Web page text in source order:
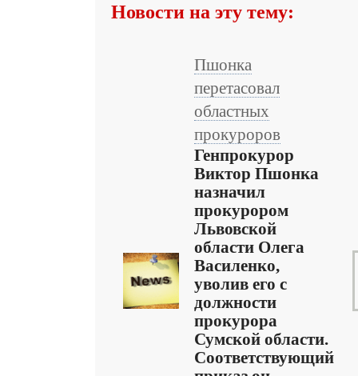
Новости на эту тему:
Пшонка
перетасовал
областных
прокуроров
Генпрокурор
Виктор Пшонка
назначил
прокурором
Львовской
области Олега
Василенко,
уволив его с
должности
прокурора
Сумской области.
Соответствующий